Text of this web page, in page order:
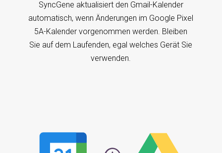
SyncGene aktualisiert den Gmail-Kalender
automatisch, wenn Änderungen im Google Pixel
5A-Kalender vorgenommen werden. Bleiben
Sie auf dem Laufenden, egal welches Gerät Sie
verwenden.